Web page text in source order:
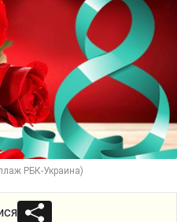
РБК-Украина)